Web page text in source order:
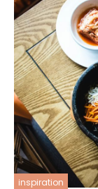
inspiration